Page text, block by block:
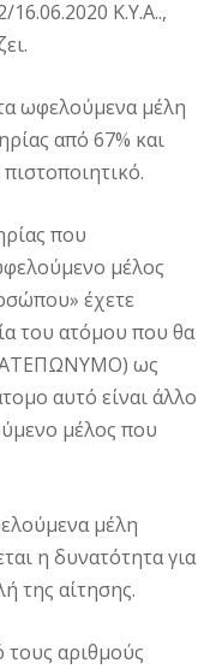
Κ.Υ.Α..,
ωφελούμενα μέλη
από 67% και
που
μέλος
έχετε
του ατόμου που θα
ως
αυτό είναι άλλο
μέλος που
μέλη
η δυνατότητα για
της αίτησης.
αριθμούς